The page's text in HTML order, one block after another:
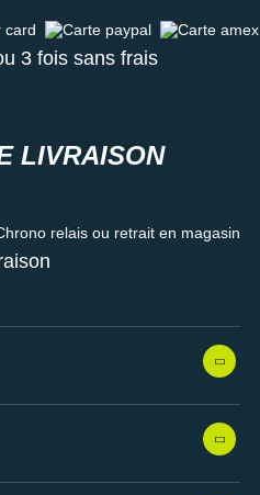
Carte paypal Carte amex
3 fois sans frais
LIVRAISON
relais ou retrait en magasin